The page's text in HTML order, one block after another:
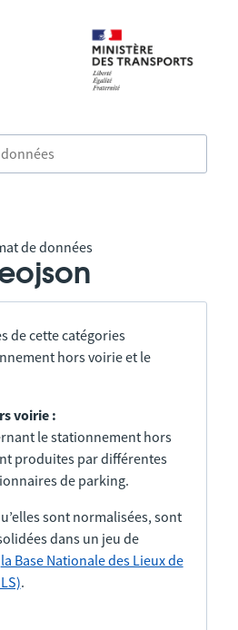
de données
de cette catégories
hors voirie et le
voirie :
le stationnement hors
produites par différentes
de parking.
sont normalisées, sont
dans un jeu de
la Base Nationale des Lieux de
.